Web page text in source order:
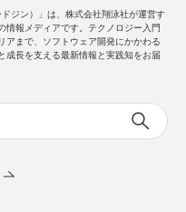
ドジン）」は、株式会社翔泳社が運営す
情報メディアです。テクノロジー入門
アまで、ソフトウェア開発にかかわる
成長を支える最新情報と実践知をお届